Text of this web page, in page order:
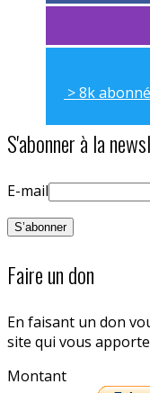
> 11k
> 11k
> 8k
S'abonner à la
E-mail
Faire un don
En faisant un don
site qui vous
Montant